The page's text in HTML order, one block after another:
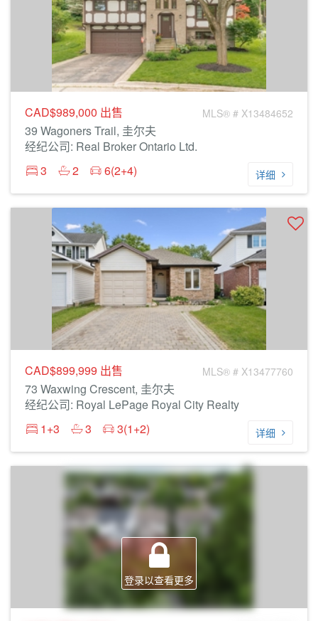
CAD$989,000 出售 MLS® # X13484652
39 Wagoners Trail, 圭尔夫
经纪公司: Real Broker Ontario Ltd.
3
2 6(2+4) 详细
CAD$899,999 出售 MLS® # X13477760
73 Waxwing Crescent, 圭尔夫
经纪公司: Royal LePage Royal City Realty
1+3
3 3(1+2) 详细
登录以查看更多